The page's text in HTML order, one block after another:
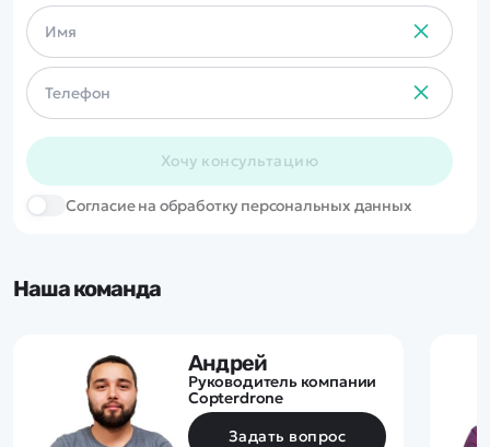
Хочу консультацию
Cогласие на обработку персональных данных
Наша команда
Андрей
Руководитель компании
Copterdrone
Задать вопрос